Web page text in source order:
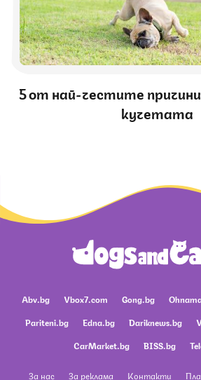
5 от най-честите
кучетата
Abv.bg Vbox7.com Gong.bg
Pariteni.bg
Edna.bg Dariknews.bg
CarMarket.bg
BISS.bg
За нас За реклама Контакти